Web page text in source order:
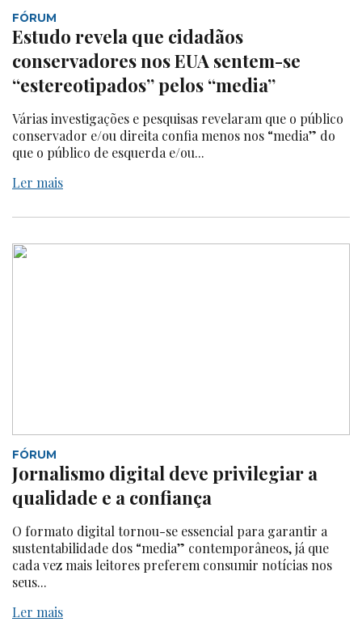
FÓRUM
Estudo revela que cidadãos
conservadores nos EUA sentem-se
“estereotipados” pelos “media”
Várias investigações e pesquisas revelaram que o público
conservador e/ou direita confia menos nos “media” do
que o público de esquerda e/ou...
Ler mais
FÓRUM
Jornalismo digital deve privilegiar a
qualidade e a confiança
O formato digital tornou-se essencial para garantir a
sustentabilidade dos “media” contemporâneos, já que
cada vez mais leitores preferem consumir notícias nos
seus...
Ler mais